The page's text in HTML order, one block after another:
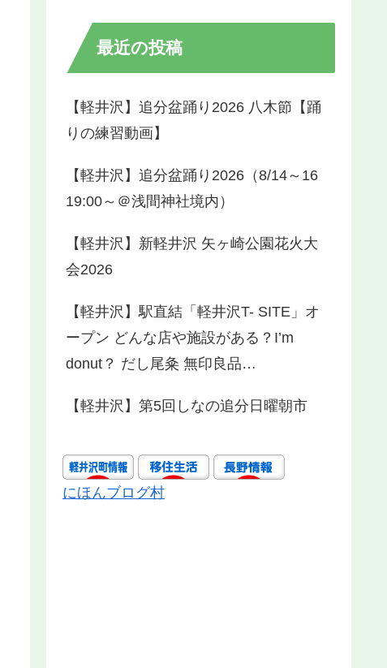
最近の投稿
【軽井沢】追分盆踊り2026 八木節【踊
りの練習動画】
【軽井沢】追分盆踊り2026（8/14～16
19:00～＠浅間神社境内）
【軽井沢】新軽井沢 矢ヶ崎公園花火大
会2026
【軽井沢】駅直結「軽井沢T- SITE」オ
ープン どんな店や施設がある？I’m
donut？ だし尾粂 無印良品…
【軽井沢】第5回しなの追分日曜朝市
にほんブログ村